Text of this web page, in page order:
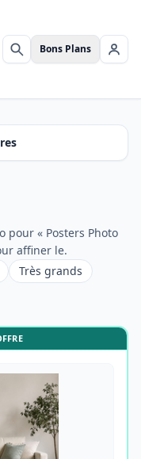
Rechercher
Bons Plans Se
pour « Posters Photo
affiner le.
Très grands